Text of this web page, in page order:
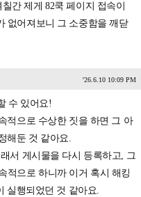
간 제게 82쿡 페이지 접속이
없어져보니 그 소중함을 깨닫
'26.6.10 10:09 PM
수 있어요!
적으로 수상한 짓을 하면 그 아
해둔 것 같아요.
서 게시물을 다시 등록하고, 그
적으로 하니까 이거 혹시 해킹
실행되었던 것 같아요.